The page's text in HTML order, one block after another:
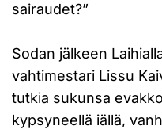
sairaudet?”
Sodan jälkeen
vahtimestari Lissu
tutkia sukunsa
kypsyneellä iällä,